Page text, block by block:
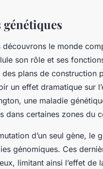
génétiques
le monde
son rôle et ses
plans de construction
un effet dramatique sur
, une maladie
dans certaines zones du
d’un seul gène, le
génomiques. Ces
limitant ainsi l’effet de